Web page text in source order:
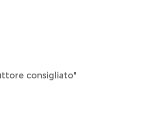
consigliato"